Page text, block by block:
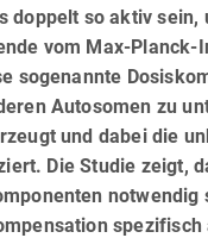
doppelt so aktiv sein,
vom Max-
sogenannte
Autosomen zu
und dabei die
Die Studie zeigt,